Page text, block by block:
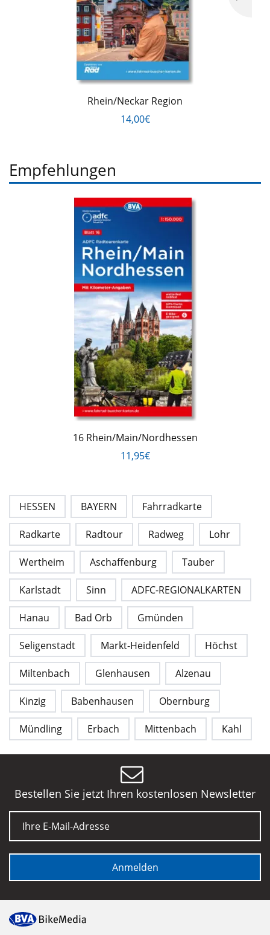
Rhein/Neckar Region
14,00€
Empfehlungen
16 Rhein/Main/Nordhessen
11,95€
HESSEN BAYERN Fahrradkarte
Radkarte Radtour Radweg Lohr
Wertheim Aschaffenburg Tauber
Karlstadt Sinn ADFC-REGIONALKARTEN
Hanau Bad Orb Gmünden
Seligenstadt Markt-Heidenfeld Höchst
Miltenbach Glenhausen Alzenau
Kinzig Babenhausen Obernburg
Mündling Erbach Mittenbach Kahl
Bestellen Sie jetzt Ihren kostenlosen Newsletter
E-Mail
Anmelden